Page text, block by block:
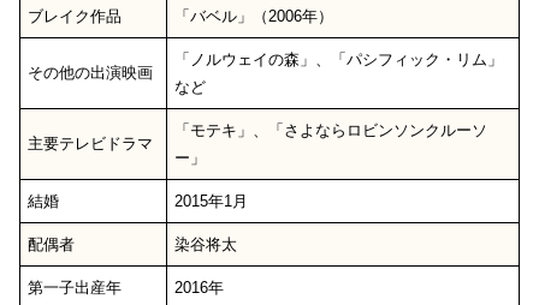
ブレイク作品 「バベル」（2006年）
その他の出演映画
「ノルウェイの森」、「パシフィック・リム」
など
主要テレビドラマ
「モテキ」、「さよならロビンソンクルーソ
ー」
結婚 2015年1月
配偶者 染谷将太
第一子出産年 2016年